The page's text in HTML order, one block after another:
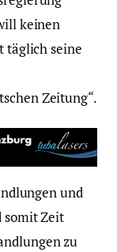
keinen
täglich seine
Zeitung“.
und
somit Zeit
zu